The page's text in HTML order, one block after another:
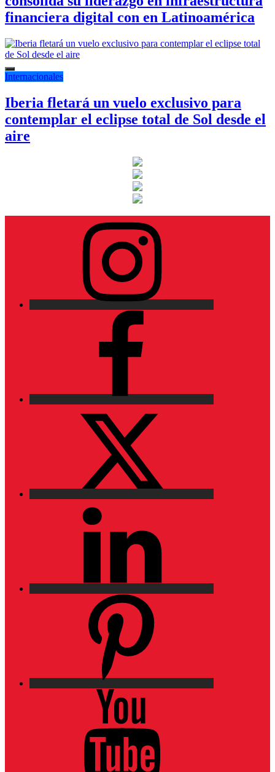
financiera digital con en Latinoamérica
Internacionales
Iberia fletará un vuelo exclusivo para
contemplar el eclipse total de Sol desde el
aire